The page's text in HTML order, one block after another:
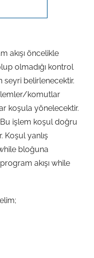
akışı öncelikle
olmadığı kontrol
seyri belirlenecektir.
komutlar
koşula yönelecektir.
işlem koşul doğru
yanlış
bloğuna
akışı while